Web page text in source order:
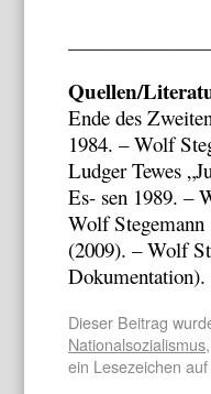
Quellen/
Ende des
1984. – Wolf
Ludger Tewes
Es- sen 1989. –
Wolf Stegemann
(2009). – Wolf
Dokumentation).
Dieser Beitrag
Nationalsozialismus,
ein Lesezeichen